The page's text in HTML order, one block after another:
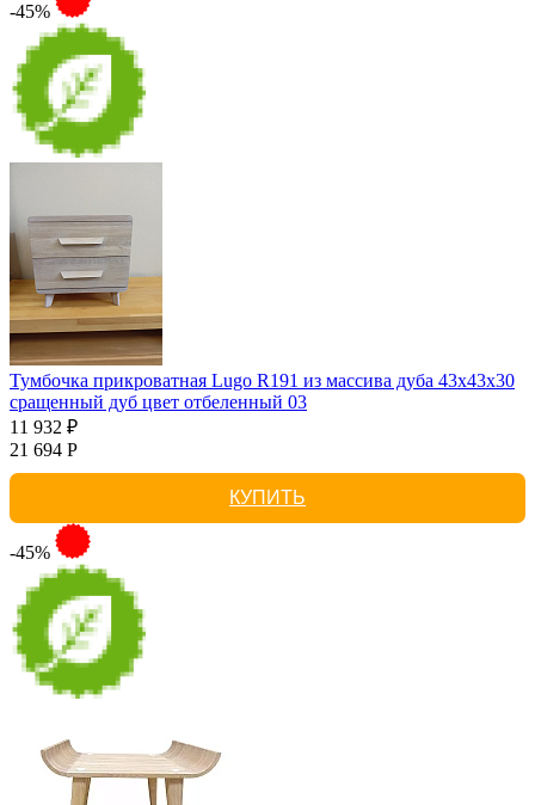
-45%
Тумбочка прикроватная Lugo R191 из массива дуба 43х43х30
сращенный дуб цвет отбеленный 03
11 932 ₽
21 694 Р
КУПИТЬ
-45%